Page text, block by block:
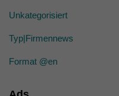
Unkategorisiert
Typ|Firmennews
Format @en